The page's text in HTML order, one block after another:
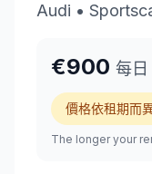
Audi •
€900 每日
價格依租期而
The longer your